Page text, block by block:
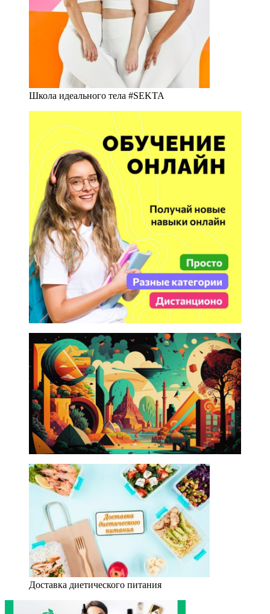
Школа идеального тела #SEKTA
Доставка диетического питания